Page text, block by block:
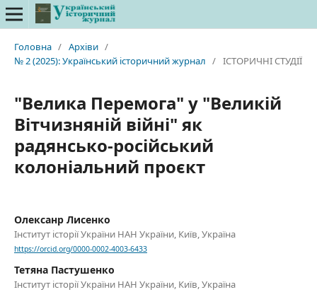
Головна / Архіви /
№ 2 (2025): Український історичний журнал / ІСТОРИЧНІ СТУДІЇ
"Велика Перемога" у "Великій
Вітчизняній війні" як
радянсько-російський
колоніальний проєкт
Олексанр Лисенко
Інститут історії України НАН України, Київ, Україна
https://orcid.org/0000-0002-4003-6433
Тетяна Пастушенко
Інститут історії України НАН України, Київ, Україна